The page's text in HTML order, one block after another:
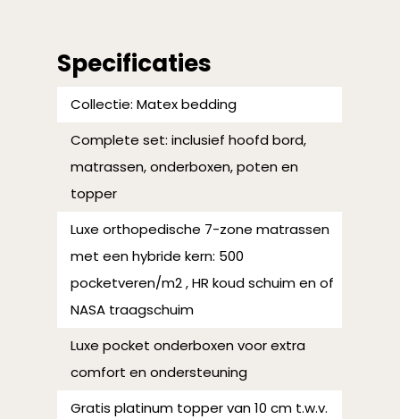
Specificaties
Collectie: Matex bedding
Complete set: inclusief hoofd bord,
matrassen, onderboxen, poten en
topper
Luxe orthopedische 7-zone matrassen
met een hybride kern: 500
pocketveren/m2 , HR koud schuim en of
NASA traagschuim
Luxe pocket onderboxen voor extra
comfort en ondersteuning
Gratis platinum topper van 10 cm t.w.v.